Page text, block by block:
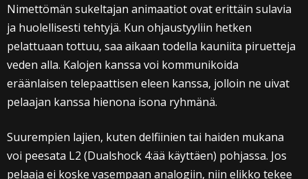
Nimettömän sukeltajan animaatiot ovat erittäin sulavia
ja huolellisesti tehtyjä. Kun ohjaustyyliin hetken
pelattuaan tottuu, saa aikaan todella kauniita piruetteja
veden alla. Kalojen kanssa voi kommunikoida
eräänlaisen telepaattisen eleen kanssa, jolloin ne uivat
pelaajan kanssa hienona isona ryhmänä.
Suurempien lajien, kuten delfiinien tai haiden mukana
voi peesata L2 (Dualshock 4:ää käyttäen) pohjassa. Jos
pelaaja ei koske vasempaan analogiin, niin elikko tekee